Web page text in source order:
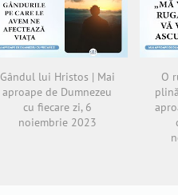
Gândul lui Hristos | Mai
aproape de Dumnezeu
cu fiecare zi, 6
noiembrie 2023
O